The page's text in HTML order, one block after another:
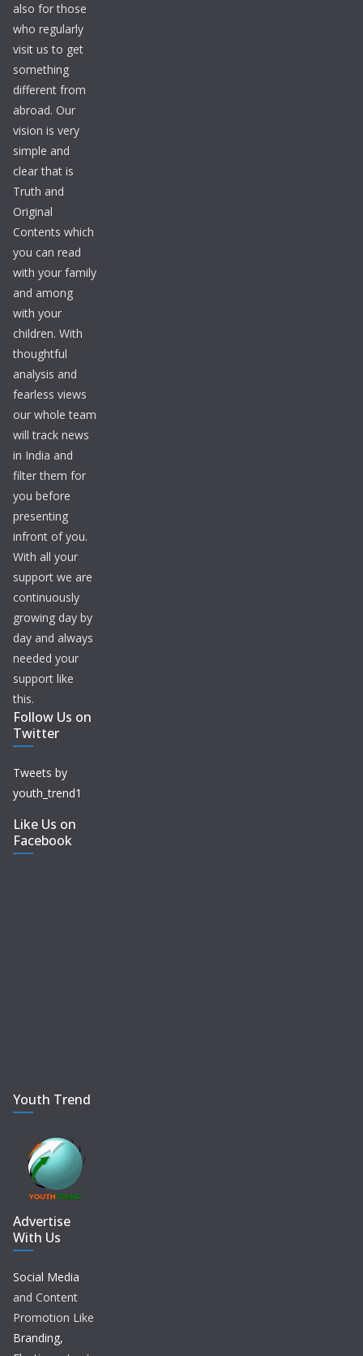
also for those
who regularly
visit us to get
something
different from
abroad. Our
vision is very
simple and
clear that is
Truth and
Original
Contents which
you can read
with your family
and among
with your
children. With
thoughtful
analysis and
fearless views
our whole team
will track news
in India and
filter them for
you before
presenting
infront of you.
With all your
support we are
continuously
growing day by
day and always
needed your
support like
this.
Follow Us on
Twitter
Tweets by
youth_trend1
Like Us on
Facebook
Youth Trend
Advertise
With Us
Social Media
and Content
Promotion Like
Branding,